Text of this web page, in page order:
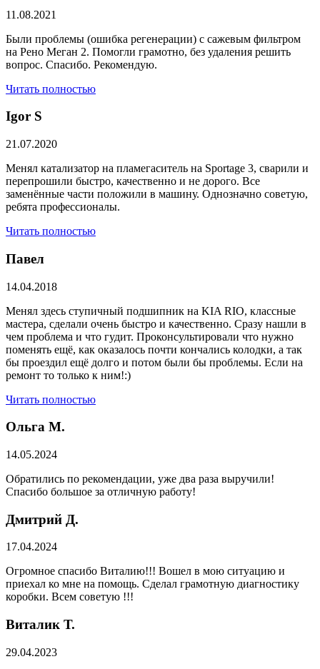
11.08.2021
Были проблемы (ошибка регенерации) с сажевым фильтром
на Рено Меган 2. Помогли грамотно, без удаления решить
вопрос. Спасибо. Рекомендую.
Читать полностью
​Igor S
21.07.2020
Менял катализатор на пламегаситель на Sportage 3, сварили и
перепрошили быстро, качественно и не дорого. Все
заменённые части положили в машину. Однозначно советую,
ребята профессионалы.
Читать полностью
Павел
14.04.2018
Менял здесь ступичный подшипник на KIA RIO, классные
мастера, сделали очень быстро и качественно. Сразу нашли в
чем проблема и что гудит. Проконсультировали что нужно
поменять ещё, как оказалось почти кончались колодки, а так
бы проездил ещё долго и потом были бы проблемы. Если на
ремонт то только к ним!:)
Читать полностью
Ольга М.
14.05.2024
Обратились по рекомендации, уже два раза выручили!
Спасибо большое за отличную работу!
Дмитрий Д.
17.04.2024
Огромное спасибо Виталию!!! Вошел в мою ситуацию и
приехал ко мне на помощь. Сделал грамотную диагностику
коробки. Всем советую !!!
Виталик Т.
29.04.2023